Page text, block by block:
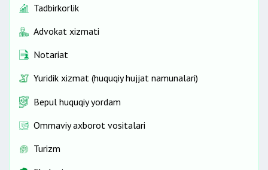
Tadbirkorlik
Advokat xizmati
Notariat
Yuridik xizmat (huquqiy hujjat namunalari)
Bepul huquqiy yordam
Ommaviy axborot vositalari
Turizm